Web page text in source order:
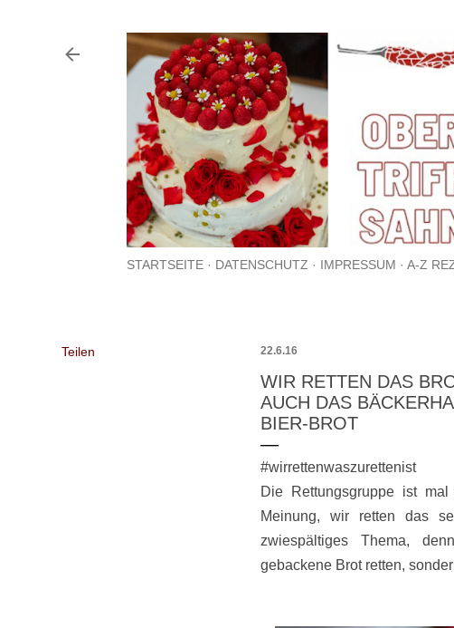
STARTSEITE DATENSCHUTZ IMPRESSUM A-Z
Teilen 22.6.16
WIR RETTEN DAS
AUCH DAS
BIER-BROT
#wirrettenwaszurettenist
Die Rettungsgruppe ist
Meinung, wir retten das
zwiespältiges Thema,
gebackene Brot retten,